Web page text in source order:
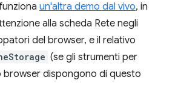
un'altra demo dal vivo, in
alla scheda Rete negli
del browser, e il relativo
(se gli strumenti per
browser dispongono di questo